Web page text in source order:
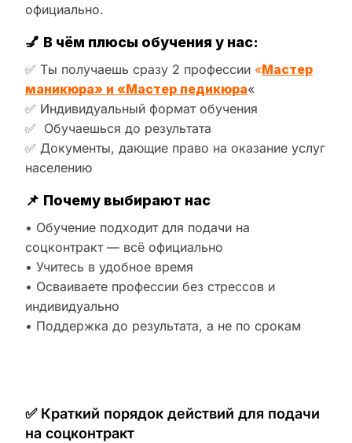
официально.
💅 В чём плюсы обучения у нас:
✅ Ты получаешь сразу 2 профессии «Мастер
маникюра» и «Мастер педикюра«
✅ Индивидуальный формат обучения
✅ Обучаешься до результата
✅ Документы, дающие право на оказание услуг
населению
📌 Почему выбирают нас
• Обучение подходит для подачи на
соцконтракт — всё официально
• Учитесь в удобное время
• Осваиваете профессии без стрессов и
индивидуально
• Поддержка до результата, а не по срокам
✅ Краткий порядок действий для подачи
на соцконтракт